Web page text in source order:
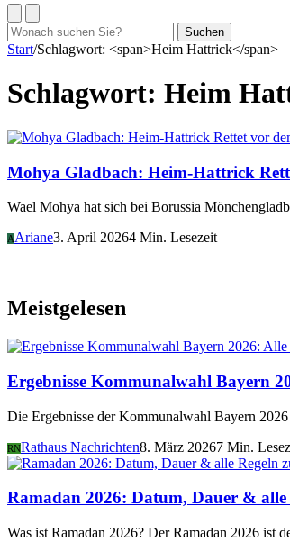
Suchen
nach:
Suchen
Start/Schlagwort: <span>Heim Hattrick</span>
Schlagwort: Heim
Mohya Gladbach: Heim-Hattrick
Wael Mohya hat sich bei Borussia
AAriane3. April 20264 Min. Lesezeit
Meistgelesen
Ergebnisse Kommunalwahl Bayern
Die Ergebnisse der Kommunalwahl Bayern
RNRathaus Nachrichten8. März 20267 Min.
Ramadan 2026: Datum, Dauer & alle
Was ist Ramadan 2026? Der Ramadan 2026